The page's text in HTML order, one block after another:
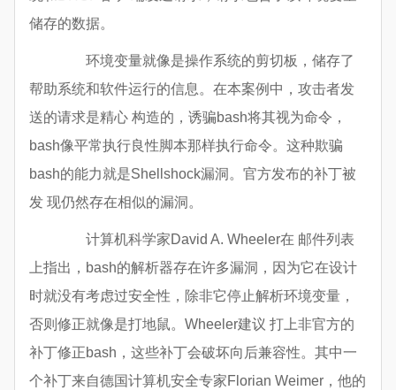
储存的数据。
环境变量就像是操作系统的剪切板，储存了
帮助系统和软件运行的信息。在本案例中，攻击者发
送的请求是精心 构造的，诱骗bash将其视为命令，
bash像平常执行良性脚本那样执行命令。这种欺骗
bash的能力就是Shellshock漏洞。官方发布的补丁被
发 现仍然存在相似的漏洞。
计算机科学家David A. Wheeler在 邮件列表
上指出，bash的解析器存在许多漏洞，因为它在设计
时就没有考虑过安全性，除非它停止解析环境变量，
否则修正就像是打地鼠。Wheeler建议 打上非官方的
补丁修正bash，这些补丁会破坏向后兼容性。其中一
个补丁来自德国计算机安全专家Florian Weimer，他的